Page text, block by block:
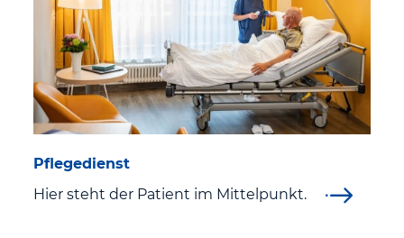
Pflegedienst
Hier steht der Patient im Mittelpunkt.